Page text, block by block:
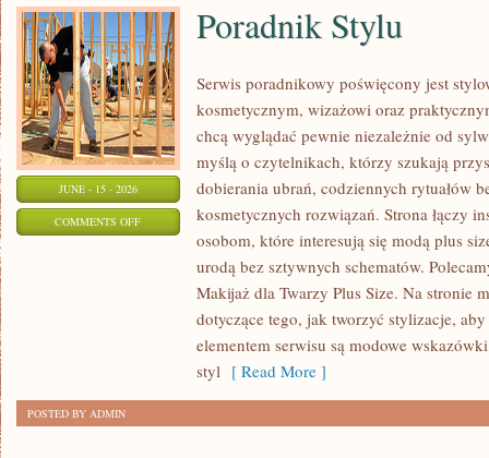
JUNE - 15 - 2026
COMMENTS OFFON
Poradnik Stylu
Serwis poradnikowy poświęcony jest
kosmetycznym, wizażowi oraz
chcą wyglądać pewnie niezależnie od
myślą o czytelnikach, którzy szukają
dobierania ubrań, codziennych rytuałów
kosmetycznych rozwiązań. Strona łączy
osobom, które interesują się modą plus
urodą bez sztywnych schematów.
Makijaż dla Twarzy Plus Size. Na stronie
dotyczące tego, jak tworzyć stylizacje,
elementem serwisu są modowe
styl [ Read More ]
POSTED BY ADMIN